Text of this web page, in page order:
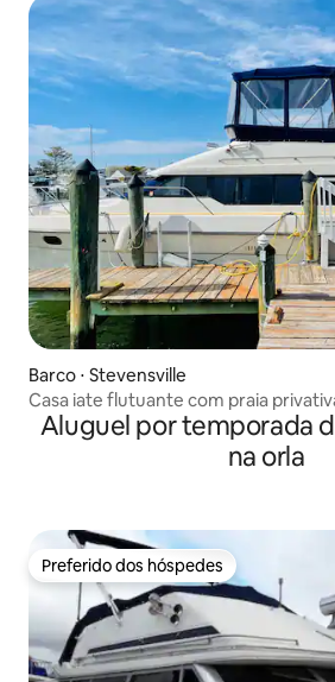
Barco ⋅ Stevensville
Casa iate flutuante com praia
Aluguel por temporada
na orla
Preferido dos hóspedes
Preferido dos hóspedes